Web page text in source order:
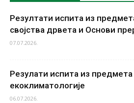
Резултати испита из
својства дрвета и Основи
07.07.2026.
Резулати испита из
екоклиматологије
06.07.2026.